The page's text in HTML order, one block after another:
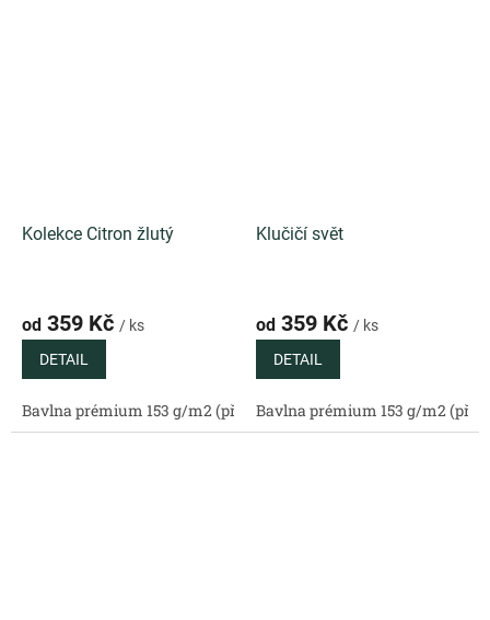
Kolekce Citron žlutý
od 359 Kč / ks
DETAIL
Bavlna prémium 153 g/m2 (přírodní) Bavlněný satén 130 g/
Klučičí svět
od 359 Kč / ks
DETAIL
Bavlna prémium 153 g/m2